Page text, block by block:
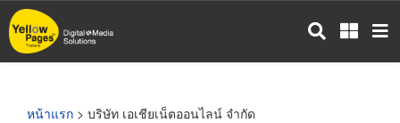
ข้าม
ไป
หน้าแรก > บริษัท เอเชียเน็ตออนไลน์ จำกัด